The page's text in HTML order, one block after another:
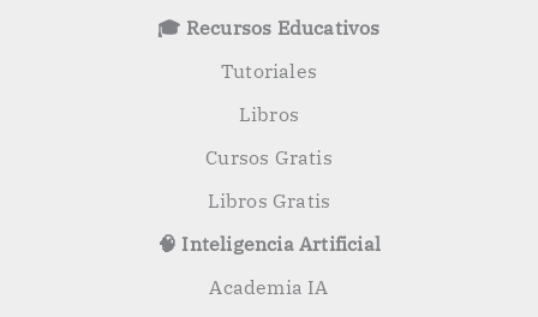
🎓 Recursos Educativos
Tutoriales
Libros
Cursos Gratis
Libros Gratis
🧠 Inteligencia Artificial
Academia IA